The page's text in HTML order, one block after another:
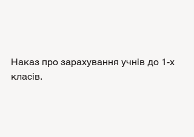
Наказ про зарахування учнів до 1-х
класів.